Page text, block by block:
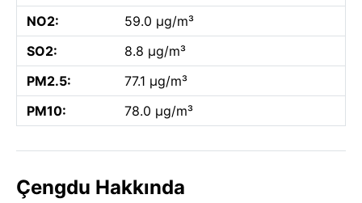
NO2:
59.0 µg/m³
SO2:
8.8 µg/m³
PM2.5:
77.1 µg/m³
PM10:
78.0 µg/m³
Çengdu Hakkında